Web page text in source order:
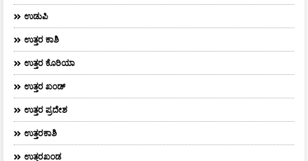
ಉಡುಪಿ
ಉತ್ತರ ಕಾಶಿ
ಉತ್ತರ ಕೊರಿಯಾ
ಉತ್ತರ ಖಂಡ್
ಉತ್ತರ ಪ್ರದೇಶ
ಉತ್ತರಕಾಶಿ
ಉತ್ತರಖಂಡ